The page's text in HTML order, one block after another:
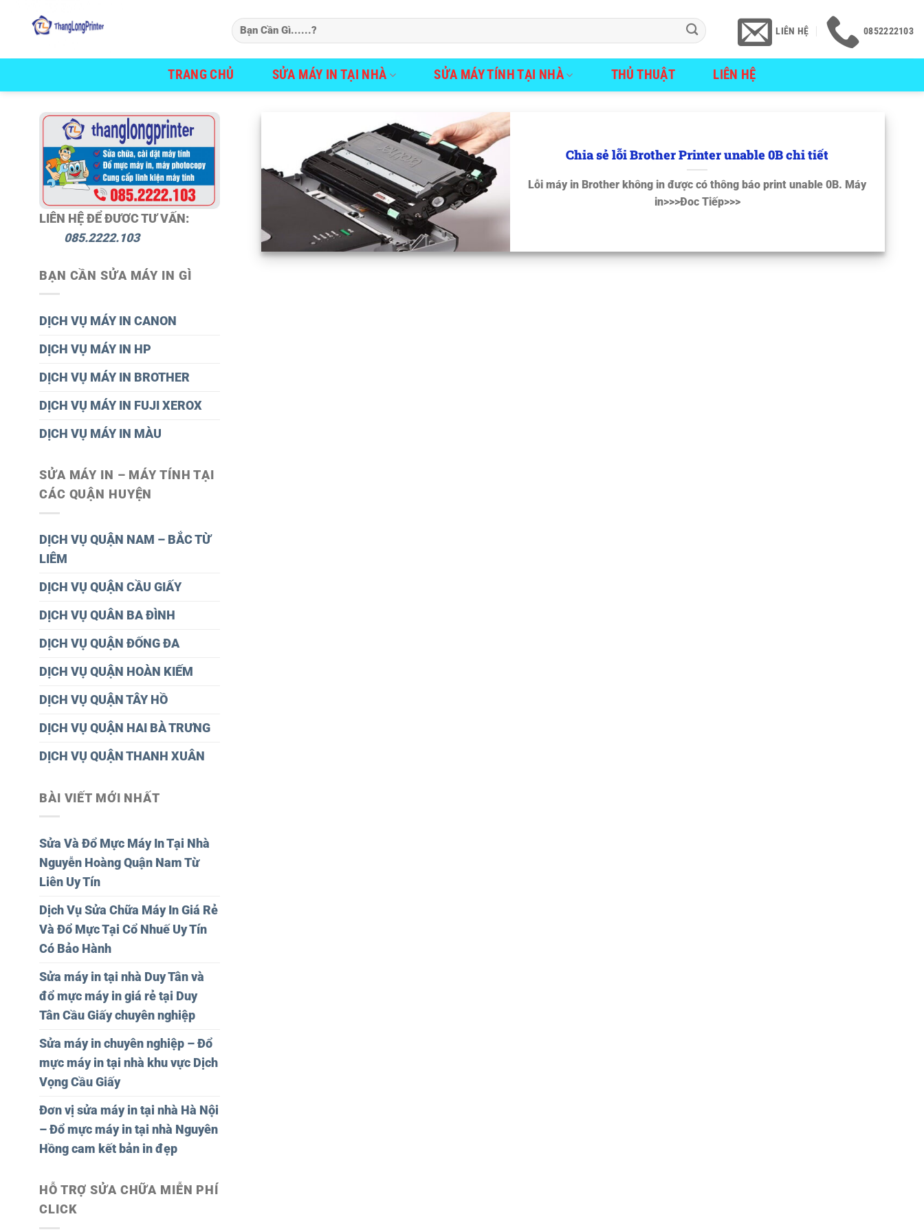
LIÊN HỆ 0852222103
TRANG CHỦ SỬA MÁY IN TẠI NHÀ SỬA MÁY TÍNH TẠI NHÀ THỦ THUẬT LIÊN HỆ
LIÊN HỆ ĐỂ ĐƯƠC TƯ VẤN:
085.2222.103
BẠN CẦN SỬA MÁY IN GÌ
DỊCH VỤ MÁY IN CANON
DỊCH VỤ MÁY IN HP
DỊCH VỤ MÁY IN BROTHER
DỊCH VỤ MÁY IN FUJI XEROX
DỊCH VỤ MÁY IN MÀU
SỬA MÁY IN – MÁY TÍNH TẠI
CÁC QUẬN HUYỆN
DỊCH VỤ QUẬN NAM – BẮC TỪ
LIÊM
DỊCH VỤ QUẬN CẦU GIẤY
DỊCH VỤ QUÂN BA ĐÌNH
DỊCH VỤ QUẬN ĐỐNG ĐA
DỊCH VỤ QUẬN HOÀN KIẾM
DỊCH VỤ QUẬN TÂY HỒ
DỊCH VỤ QUẬN HAI BÀ TRƯNG
DỊCH VỤ QUẬN THANH XUÂN
BÀI VIẾT MỚI NHẤT
Sửa Và Đổ Mực Máy In Tại Nhà
Nguyễn Hoàng Quận Nam Từ
Liên Uy Tín
Dịch Vụ Sửa Chữa Máy In Giá Rẻ
Và Đổ Mực Tại Cổ Nhuế Uy Tín
Có Bảo Hành
Sửa máy in tại nhà Duy Tân và
đổ mực máy in giá rẻ tại Duy
Tân Cầu Giấy chuyên nghiệp
Sửa máy in chuyên nghiệp – Đổ
mực máy in tại nhà khu vực Dịch
Vọng Cầu Giấy
Đơn vị sửa máy in tại nhà Hà Nội
– Đổ mực máy in tại nhà Nguyên
Hồng cam kết bản in đẹp
HỖ TRỢ SỬA CHỮA MIỄN PHÍ
CLICK
Chia sẻ lỗi Brother Printer unable 0B chi tiết
Lỗi máy in Brother không in được có thông báo print unable 0B. Máy
in>>>Đoc Tiếp>>>